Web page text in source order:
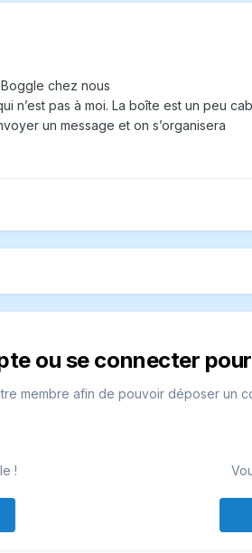
chez nous
n’est pas à moi. La boîte est un peu
un message et on s’organisera
ou se connecter
membre afin de pouvoir déposer un
!